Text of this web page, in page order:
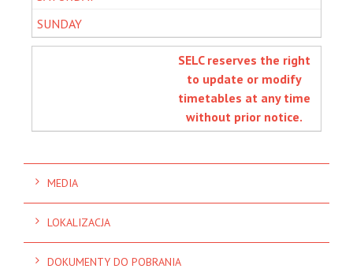
SELC reserves the right
to update or modify
timetables at any time
without prior notice.
MEDIA
LOKALIZACJA
DOKUMENTY DO POBRANIA